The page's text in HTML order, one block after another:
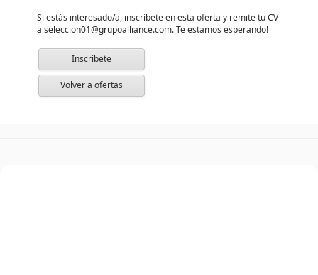
Si estás interesado/a, inscríbete en esta oferta y remite tu CV
a seleccion01@grupoalliance.com. Te estamos esperando!
Inscríbete
Volver a ofertas